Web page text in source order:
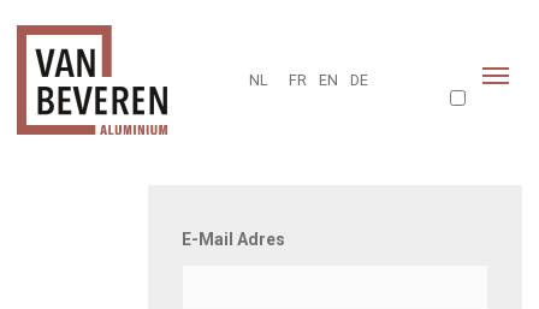
NL FR EN DE
E-Mail Adres